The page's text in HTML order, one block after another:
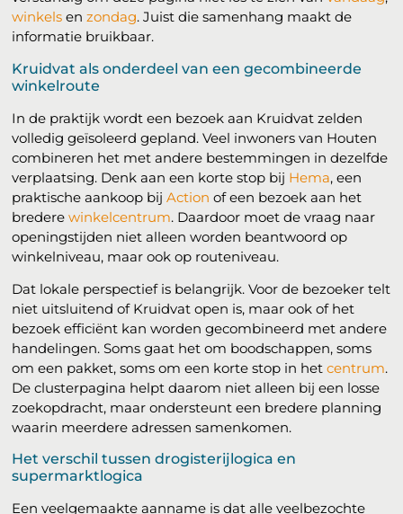
winkels enzondag. Juist die samenhang maakt de
informatie bruikbaar.
Kruidvat als onderdeel van een gecombineerde
winkelroute
In de praktijk wordt een bezoek aan Kruidvat zelden
volledig geïsoleerd gepland. Veel inwoners van Houten
combineren het met andere bestemmingen in dezelfde
verplaatsing. Denk aan een korte stop bij Hema, een
praktische aankoop bijAction of een bezoek aan het
brederewinkelcentrum. Daardoor moet de vraag naar
openingstijden niet alleen worden beantwoord op
winkelniveau, maar ook op routeniveau.
Dat lokale perspectief is belangrijk. Voor de bezoeker telt
niet uitsluitend of Kruidvat open is, maar ook of het
bezoek efficiënt kan worden gecombineerd met andere
handelingen. Soms gaat het om boodschappen, soms
om een pakket, soms om een korte stop in hetcentrum.
De clusterpagina helpt daarom niet alleen bij een losse
zoekopdracht, maar ondersteunt een bredere planning
waarin meerdere adressen samenkomen.
Het verschil tussen drogisterijlogica en
supermarktlogica
Een veelgemaakte aanname is dat alle veelbezochte